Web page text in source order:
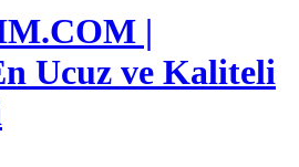
|
Ucuz ve Kaliteli